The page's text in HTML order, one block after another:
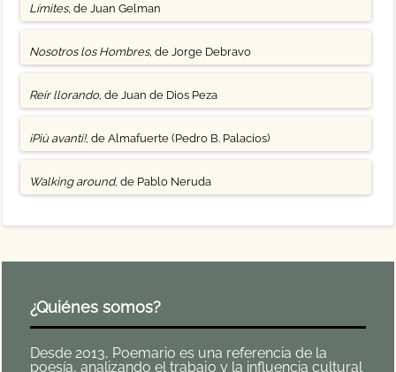
Límites, de Juan Gelman
Nosotros los Hombres, de Jorge Debravo
Reír llorando, de Juan de Dios Peza
¡Più avanti!, de Almafuerte (Pedro B. Palacios)
Walking around, de Pablo Neruda
¿Quiénes somos?
Desde 2013, Poemario es una referencia de la
poesía, analizando el trabajo y la influencia cultural